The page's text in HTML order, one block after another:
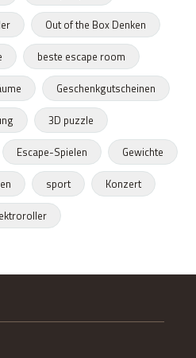
Out of the Box Denken
beste escape room
Geschenkgutscheinen
3D puzzle
Escape-Spielen
Gewichte
sport
Konzert